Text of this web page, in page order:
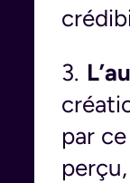
3.
par